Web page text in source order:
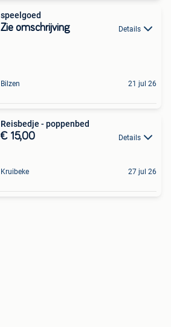
speelgoed
Zie omschrijving Details
Bilzen 21 jul 26
Reisbedje - poppenbed
€ 15,00 Details
Kruibeke 27 jul 26